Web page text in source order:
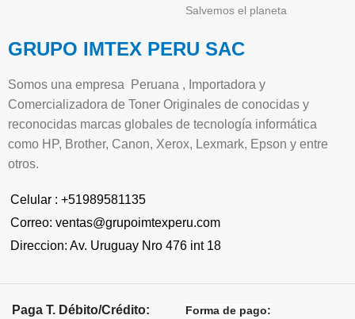
Salvemos el planeta
GRUPO IMTEX PERU SAC
Somos una empresa Peruana , Importadora y
Comercializadora de Toner Originales de conocidas y
reconocidas marcas globales de tecnología informática
como HP, Brother, Canon, Xerox, Lexmark, Epson y entre
otros.
Celular : +51989581135
Correo: ventas@grupoimtexperu.com
Direccion: Av. Uruguay Nro 476 int 18
Paga T. Débito/Crédito: Forma de pago: